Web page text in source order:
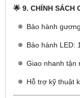
🌟 9. CHÍNH SÁCH
Bảo hành
Bảo hành LED:
Giao nhanh tận
Hỗ trợ kỹ thuật